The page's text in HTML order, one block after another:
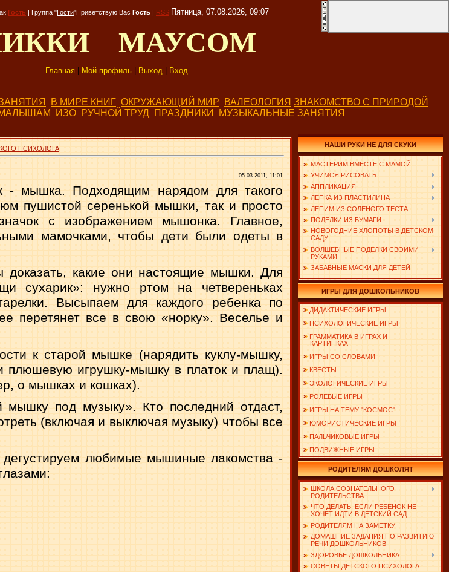
Гость | Группа "Гости"Приветствую Вас Гость | RSS Пятница, 07.08.2026, 09:07
МАУСОМ
Главная| Мой профиль| Выход| Вход
В МИРЕ КНИГ ОКРУЖАЮЩИЙ МИР ВАЛЕОЛОГИЯ ЗНАКОМСТВО С ПРИРОДОЙ
ИЗО РУЧНОЙ ТРУД ПРАЗДНИКИ МУЗЫКАЛЬНЫЕ ЗАНЯТИЯ
ПСИХОЛОГА
05.03.2011, 11:01
- мышка. Подходящим нарядом для такого
пушистой серенькой мышки, так и просто
с изоб­ражением мышонка. Главное,
мамочками, чтобы дети были одеты в
какие они настоящие мышки. Для
сухарик»: нужно ртом на четвереньках
Высыпаем для каждого ребенка по
перетя­нет все в свою «норку». Веселье и
к старой мышке (нарядить куклу-мышку,
плюшевую игруш­ку-мышку в платок и плащ).
о мышках и кошках).
под музыку». Кто после­дний отдаст,
(включая и вык­лючая музыку) чтобы все
любимые мышиные лакомства -
НАШИ РУКИ НЕ ДЛЯ СКУКИ
МАСТЕРИМ ВМЕСТЕ С МАМОЙ
УЧИМСЯ РИСОВАТЬ
АППЛИКАЦИЯ
ЛЕПКА ИЗ ПЛАСТИЛИНА
ЛЕПИМ ИЗ СОЛЕНОГО ТЕСТА
ПОДЕЛКИ ИЗ БУМАГИ
НОВОГОДНИЕ ХЛОПОТЫ В ДЕТСКОМ
САДУ
ВОЛШЕБНЫЕ ПОДЕЛКИ СВОИМИ
РУКАМИ
ЗАБАВНЫЕ МАСКИ ДЛЯ ДЕТЕЙ
ИГРЫ ДЛЯ ДОШКОЛЬНИКОВ
ДИДАКТИЧЕСКИЕ ИГРЫ
ПСИХОЛОГИЧЕСКИЕ ИГРЫ
ГРАММАТИКА В ИГРАХ И
КАРТИНКАХ
ИГРЫ СО СЛОВАМИ
КВЕСТЫ
ЭКОЛОГИЧЕСКИЕ ИГРЫ
РОЛЕВЫЕ ИГРЫ
ИГРЫ НА ТЕМУ "КОСМОС"
ЮМОРИСТИЧЕСКИЕ ИГРЫ
ПАЛЬЧИКОВЫЕ ИГРЫ
ПОДВИЖНЫЕ ИГРЫ
РОДИТЕЛЯМ ДОШКОЛЯТ
ШКОЛА СОЗНАТЕЛЬНОГО
РОДИТЕЛЬСТВА
ЧТО ДЕЛАТЬ, ЕСЛИ РЕБЕНОК НЕ
ХОЧЕТ ИДТИ В ДЕТСКИЙ САД
РОДИТЕЛЯМ НА ЗАМЕТКУ
ДОМАШНИЕ ЗАДАНИЯ ПО РАЗВИТИЮ
РЕЧИ ДОШКОЛЬНИКОВ
ЗДОРОВЬЕ ДОШКОЛЬНИКА
СОВЕТЫ ДЕТСКОГО ПСИХОЛОГА